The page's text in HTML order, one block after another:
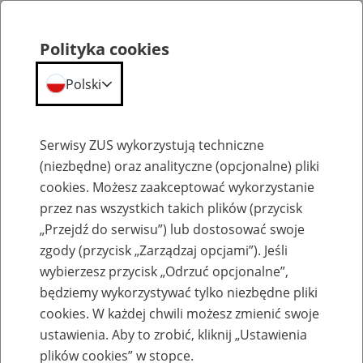
Emerytury
Baza zlikwidowanych lub
przekształconych zakładów pracy
Polityka cookies
Polski
Serwisy ZUS wykorzystują techniczne
(niezbędne) oraz analityczne (opcjonalne) pliki
cookies. Możesz zaakceptować wykorzystanie
przez nas wszystkich takich plików (przycisk
„Przejdź do serwisu”) lub dostosować swoje
zgody (przycisk „Zarządzaj opcjami”). Jeśli
wybierzesz przycisk „Odrzuć opcjonalne”,
będziemy wykorzystywać tylko niezbędne pliki
cookies. W każdej chwili możesz zmienić swoje
ustawienia. Aby to zrobić, kliknij „Ustawienia
plików cookies” w stopce.